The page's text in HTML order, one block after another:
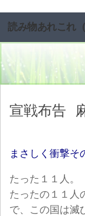
読み物あれこれ
宣戦布告
まさしく衝撃そ
たった１１人。
たったの１１人
で、この国は滅